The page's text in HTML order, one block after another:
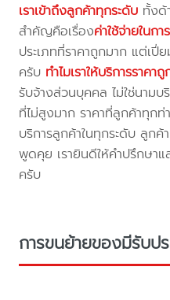
เราเข้าถึงลูกค้าทุกระดับ ทั้งด้
สำคัญคือเรื่องค่าใช้จ่ายในก
ประเภทที่ราคาถูกมาก แต่เ
ครับ ทำไมเราให้บริการราคา
รับจ้างส่วนบุคคล ไม่ใช่นามบ
ที่ไม่สูงมาก ราคาที่ลูกค้าทุกท่
บริการลูกค้าในทุกระดับ ลูก
พูดคุย เรายินดีให้คำปรึกษา
ครับ
การขนย้ายของมีรับป